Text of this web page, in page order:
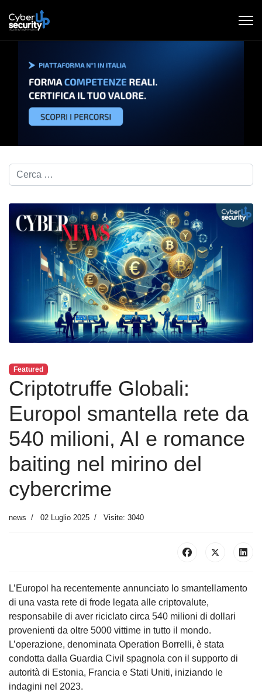
Cerca nel blog...
Featured
Criptotruffe Globali:
Europol smantella rete da
540 milioni, AI e romance
baiting nel mirino del
cybercrime
news 02 Luglio 2025 Visite: 3040
L’Europol ha recentemente annunciato lo smantellamento
di una vasta rete di frode legata alle criptovalute,
responsabile di aver riciclato circa 540 milioni di dollari
provenienti da oltre 5000 vittime in tutto il mondo.
L’operazione, denominata Operation Borrelli, è stata
condotta dalla Guardia Civil spagnola con il supporto di
autorità di Estonia, Francia e Stati Uniti, iniziando le
indagini nel 2023.